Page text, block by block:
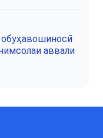
аввали